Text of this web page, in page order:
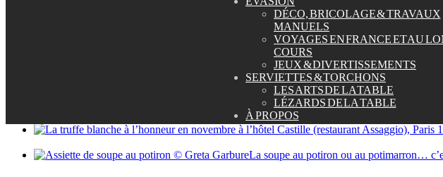
DÉCO, BRICOLAGE & TRAVAUX
MANUELS
VOYAGES EN FRANCE ET AU
COURS
JEUX & DIVERTISSEMENTS
SERVIETTES & TORCHONS
LES ARTS DE LA TABLE
LÉZARDS DE LA TABLE
À PROPOS
La soupe au potiron ou au potimarron…